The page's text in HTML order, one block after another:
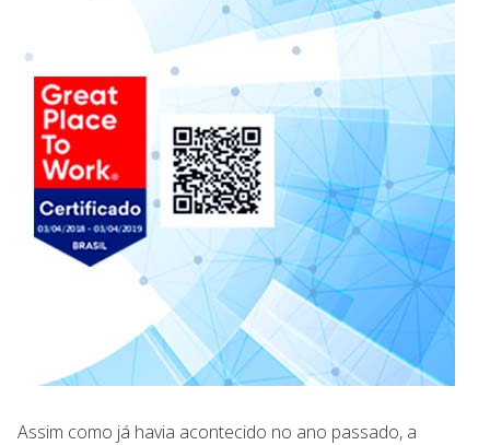
Assim como já havia acontecido no ano passado, a